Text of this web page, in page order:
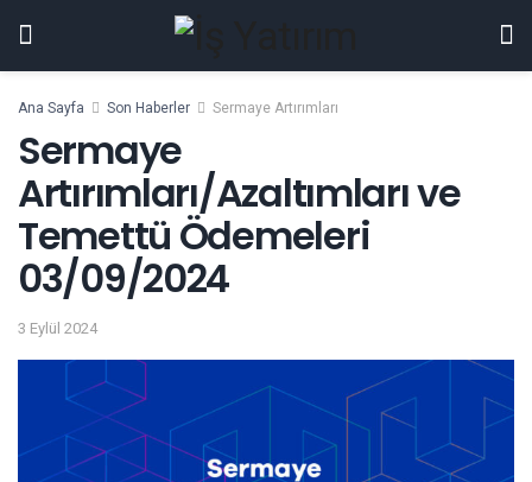
Ana Sayfa Son Haberler Sermaye Artırımları
Sermaye
Artırımları/Azaltımları ve
Temettü Ödemeleri
03/09/2024
3 Eylül 2024